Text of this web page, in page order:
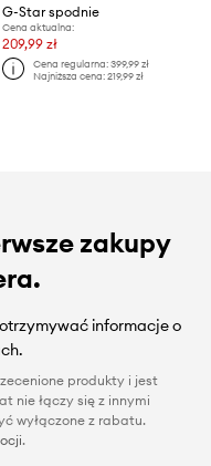
G-Star spodnie
Cena aktualna:
209,99 zł
Cena regularna: 399,99 zł
Najniższa cena: 219,99 zł
zakupy
informacje o
produkty i jest
nie łączy się z innymi
wyłączone z rabatu.
.